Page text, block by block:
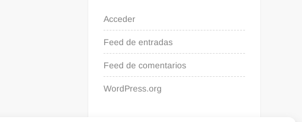
Acceder
Feed de entradas
Feed de comentarios
WordPress.org